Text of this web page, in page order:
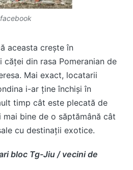
aceasta crește în
din rasa Pomeranian de
Mai exact, locatarii
i-ar ține închiși în
timp cât este plecată de
mai bine de o săptămână cât
cu destinații exotice.
bloc Tg-Jiu / vecini de